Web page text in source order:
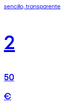
sencillo, transparente
2
50
€